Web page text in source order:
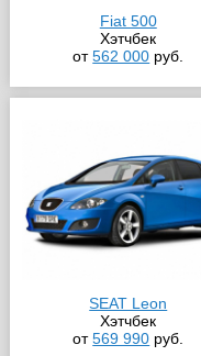
Fiat 500
Хэтчбек
от562 000 руб.
SEAT Leon
Хэтчбек
от569 990 руб.